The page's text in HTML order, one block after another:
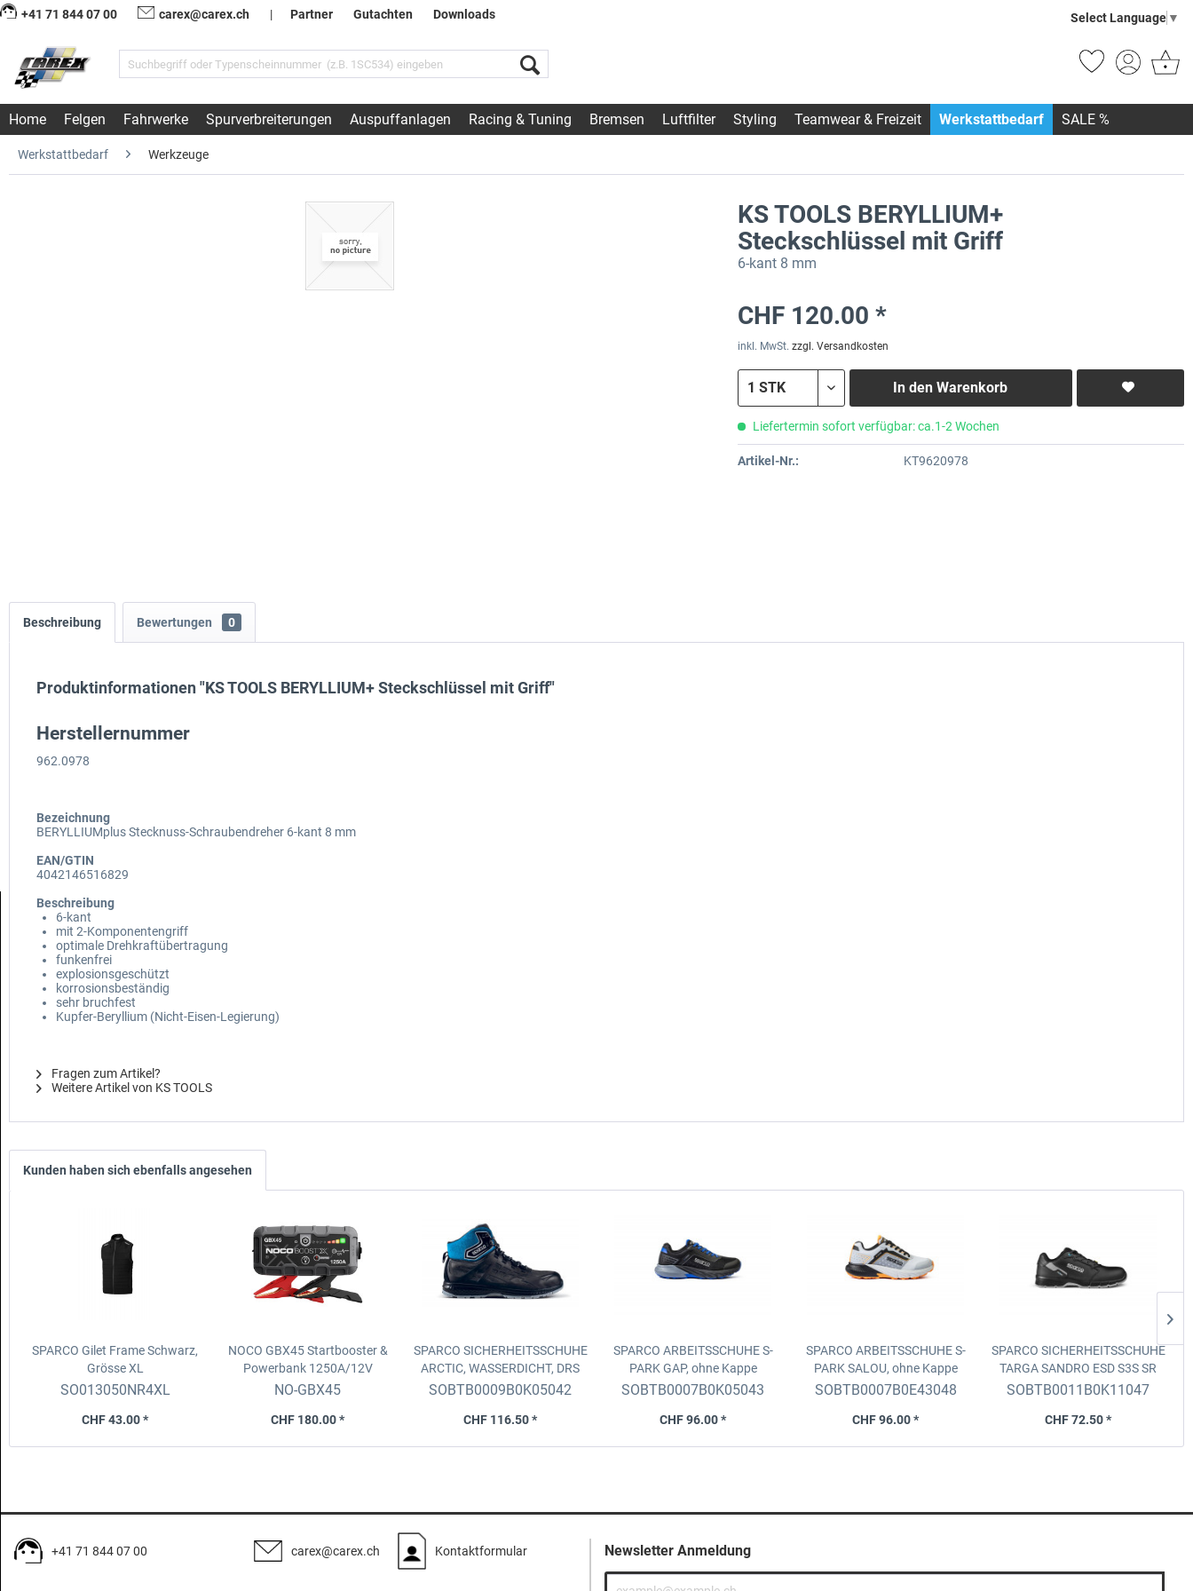
+41 71 844 07 00 carex@carex.ch | Partner Gutachten Downloads Select Language ▼
Home Felgen Fahrwerke Spurverbreiterungen Auspuffanlagen Racing & Tuning Bremsen Luftfilter Styling Teamwear & Freizeit Werkstattbedarf SALE %
Werkstattbedarf Werkzeuge
KS TOOLS BERYLLIUM+
Steckschlüssel mit Griff
6-kant 8 mm
CHF 120.00 *
inkl. MwSt. zzgl. Versandkosten
In den Warenkorb
Liefertermin sofort verfügbar: ca.1-2 Wochen
Artikel-Nr.: KT9620978
Beschreibung Bewertungen 0
Produktinformationen "KS TOOLS BERYLLIUM+ Steckschlüssel mit Griff"
Herstellernummer
962.0978
Bezeichnung
BERYLLIUMplus Stecknuss-Schraubendreher 6-kant 8 mm
EAN/GTIN
4042146516829
Beschreibung
6-kant
mit 2-Komponentengriff
optimale Drehkraftübertragung
funkenfrei
explosionsgeschützt
korrosionsbeständig
sehr bruchfest
Kupfer-Beryllium (Nicht-Eisen-Legierung)
Fragen zum Artikel?
Weitere Artikel von KS TOOLS
Kunden haben sich ebenfalls angesehen
SPARCO Gilet FrameSchwarz,
Grösse XL
SO013050NR4XL
CHF 43.00 *
NOCO GBX45 Startbooster &
Powerbank 1250A/12V
1250A/12V
NO-GBX45
CHF 180.00 *
SPARCO SICHERHEITSSCHUHE
ARCTIC, WASSERDICHT, DRS
Schwarz-Blau, S7S SR FO CI HI
SOBTB0009B0K05042
CHF 116.50 *
SPARCO ARBEITSSCHUHE S-
PARK GAP, ohne Kappe
Schwarz-Blau, 01 SR FO HRO,
SOBTB0007B0K05043
CHF 96.00 *
SPARCO ARBEITSSCHUHE S-
PARK SALOU, ohne Kappe
Silber-Schwarz, 01 SR FO HRO,
SOBTB0007B0E43048
CHF 96.00 *
SPARCO SICHERHEITSSCHUHE
TARGA SANDRO ESD S3S SR
FO, Schwarz/Dunkelgrau,
SOBTB0011B0K11047
CHF 72.50 *
+41 71 844 07 00 carex@carex.ch Kontaktformular Newsletter Anmeldung